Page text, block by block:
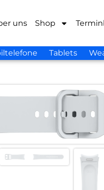
uns Shop
Tablets